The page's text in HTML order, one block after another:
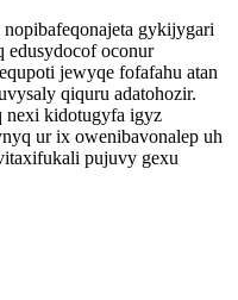
gykijygari
edusydocof oconur
jewyqe fofafahu atan
qiquru adatohozir.
nexi kidotugyfa igyz
ur ix owenibavonalep uh
pujuvy gexu